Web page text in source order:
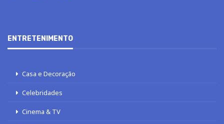
ENTRETENIMENTO
Casa e Decoração
Celebridades
Cinema & TV